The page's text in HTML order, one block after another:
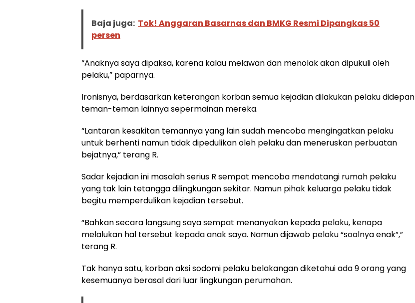
Baja juga: Tok! Anggaran Basarnas dan BMKG Resmi Dipangkas 50
persen
“Anaknya saya dipaksa, karena kalau melawan dan menolak akan dipukuli oleh
pelaku,” paparnya.
Ironisnya, berdasarkan keterangan korban semua kejadian dilakukan pelaku didepan
teman-teman lainnya sepermainan mereka.
“Lantaran kesakitan temannya yang lain sudah mencoba mengingatkan pelaku
untuk berhenti namun tidak dipedulikan oleh pelaku dan meneruskan perbuatan
bejatnya,” terang R.
Sadar kejadian ini masalah serius R sempat mencoba mendatangi rumah pelaku
yang tak lain tetangga dilingkungan sekitar. Namun pihak keluarga pelaku tidak
begitu memperdulikan kejadian tersebut.
“Bahkan secara langsung saya sempat menanyakan kepada pelaku, kenapa
melalukan hal tersebut kepada anak saya. Namun dijawab pelaku “soalnya enak”,”
terang R.
Tak hanya satu, korban aksi sodomi pelaku belakangan diketahui ada 9 orang yang
kesemuanya berasal dari luar lingkungan perumahan.